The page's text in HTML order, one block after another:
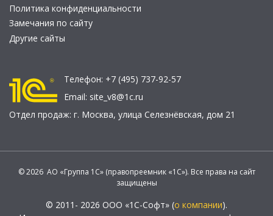
Политика конфиденциальности
Замечания по сайту
Другие сайты
Телефон: +7 (495) 737-92-57
Email: site_v8@1c.ru
Отдел продаж: г. Москва, улица Селезнёвская, дом 21
© 2026 АО «Группа 1С» (правопреемник «1С»). Все права на сайт
защищены
© 2011- 2026 ООО «1С-Софт» (о компании).